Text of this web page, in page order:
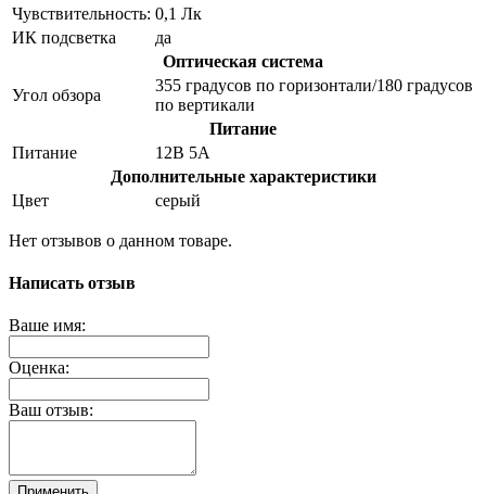
Чувствительность: 0,1 Лк
ИК подсветка
да
Оптическая система
Угол обзора
355 градусов по горизонтали/180 градусов
по вертикали
Питание
Питание
12В 5А
Дополнительные характеристики
Цвет
серый
Нет отзывов о данном товаре.
Написать отзыв
Ваше имя:
Оценка:
Ваш отзыв: